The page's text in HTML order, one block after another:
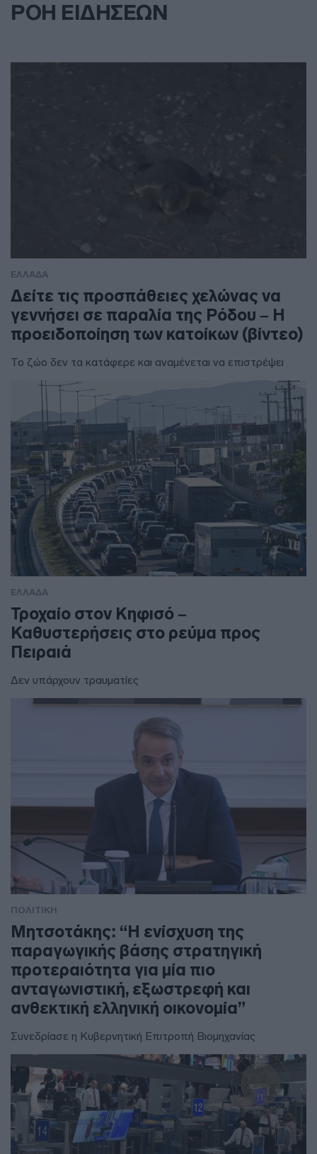
ΡΟΗ ΕΙΔΗΣΕΩΝ
ΕΛΛΑΔΑ
Δείτε τις προσπάθειες χελώνας να
γεννήσει σε παραλία της Ρόδου – Η
προειδοποίηση των κατοίκων (βίντεο)
Το ζώο δεν τα κατάφερε και αναμένεται να επιστρέψει
ΕΛΛΑΔΑ
Τροχαίο στον Κηφισό –
Καθυστερήσεις στο ρεύμα προς
Πειραιά
Δεν υπάρχουν τραυματίες
ΠΟΛΙΤΙΚΗ
Μητσοτάκης: “Η ενίσχυση της
παραγωγικής βάσης στρατηγική
προτεραιότητα για μία πιο
ανταγωνιστική, εξωστρεφή και
ανθεκτική ελληνική οικονομία”
Συνεδρίασε η Κυβερνητική Επιτροπή Βιομηχανίας